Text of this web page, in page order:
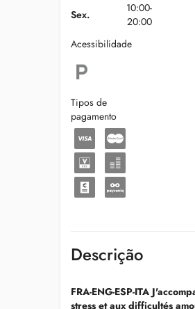
Sex.
10:00-
20:00
Acessibilidade
Tipos de
pagamento
Descrição
FRA-ENG-ESP-ITA
stress et aux difficultés